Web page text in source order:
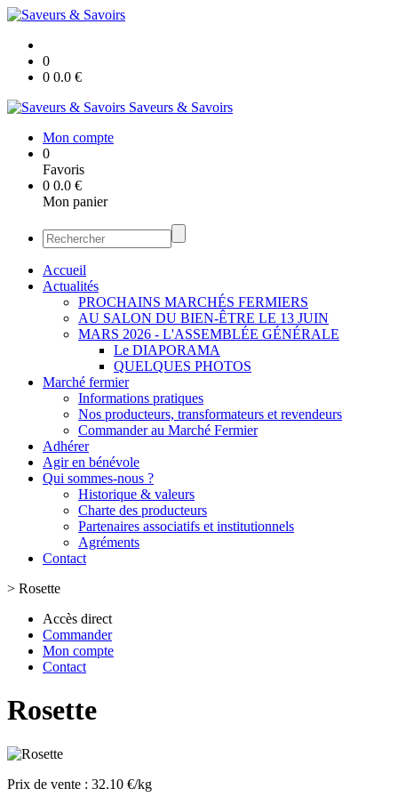
0
0 0.0 €
Saveurs & Savoirs
Mon compte
0
Favoris
0 0.0 €
Mon panier
Accueil
Actualités
PROCHAINS MARCHÉS FERMIERS
AU SALON DU BIEN-ÊTRE LE 13 JUIN
MARS 2026 - L'ASSEMBLÉE GÉNÉRALE
Le DIAPORAMA
QUELQUES PHOTOS
Marché fermier
Informations pratiques
Nos producteurs, transformateurs et revendeurs
Commander au Marché Fermier
Adhérer
Agir en bénévole
Qui sommes-nous ?
Historique & valeurs
Charte des producteurs
Partenaires associatifs et institutionnels
Agréments
Contact
> Rosette
Accès direct
Commander
Mon compte
Contact
Rosette
Prix de vente : 32.10 €/kg